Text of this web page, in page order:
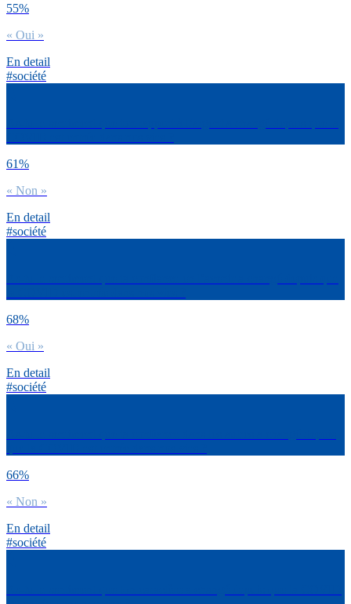
55%
« Oui »
En detail
#société
61%
« Non »
En detail
#société
68%
« Oui »
En detail
#société
66%
« Non »
En detail
#société